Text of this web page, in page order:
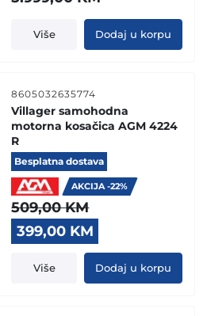
Više Dodaj u korpu
8605032635774
Villager samohodna
motorna kosačica AGM 4224
R
Besplatna dostava
AKCIJA -22%
509,00KM
Original
price
was:
509,00 KM.
399,00 KM
price
is:
399,00 KM.
Više Dodaj u korpu